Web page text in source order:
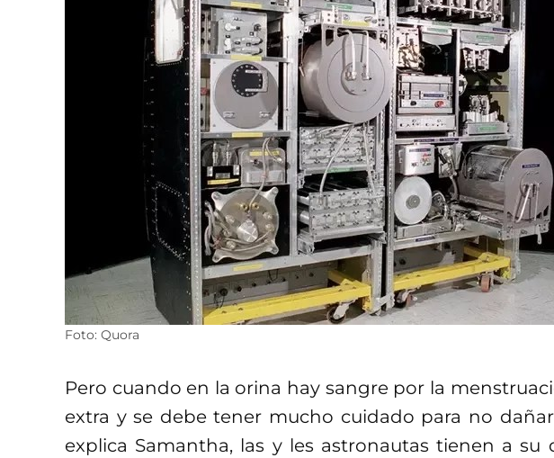
Foto: Quora
Pero cuando en la orina hay sangre por la
extra y se debe tener mucho cuidado para no
explica Samantha, las y les astronautas tienen a su